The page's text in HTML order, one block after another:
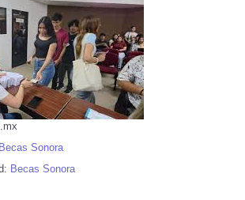
Becas Sonora
Becas Sonora